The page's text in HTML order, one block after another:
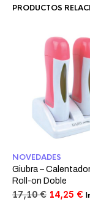
PRODUCTOS
NOVEDADES
Giubra –
Roll-on Doble
17,10€ El
14,25 €El